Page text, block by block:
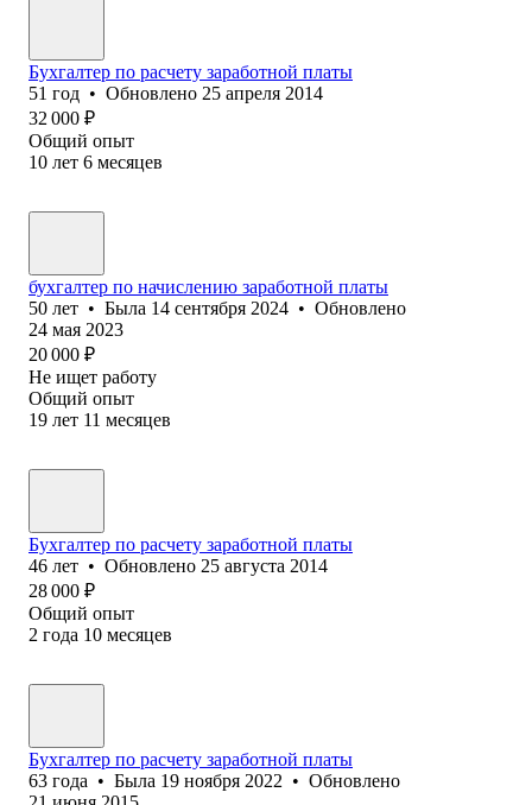
Бухгалтер по расчету заработной платы
51 год • Обновлено 25 апреля 2014
32 000 ₽
Общий опыт
10 лет 6 месяцев
бухгалтер по начислению заработной платы
50 лет • Была 14 сентября 2024 • Обновлено
24 мая 2023
20 000 ₽
Не ищет работу
Общий опыт
19 лет 11 месяцев
Бухгалтер по расчету заработной платы
46 лет • Обновлено 25 августа 2014
28 000 ₽
Общий опыт
2 года 10 месяцев
Бухгалтер по расчету заработной платы
63 года • Была 19 ноября 2022 • Обновлено